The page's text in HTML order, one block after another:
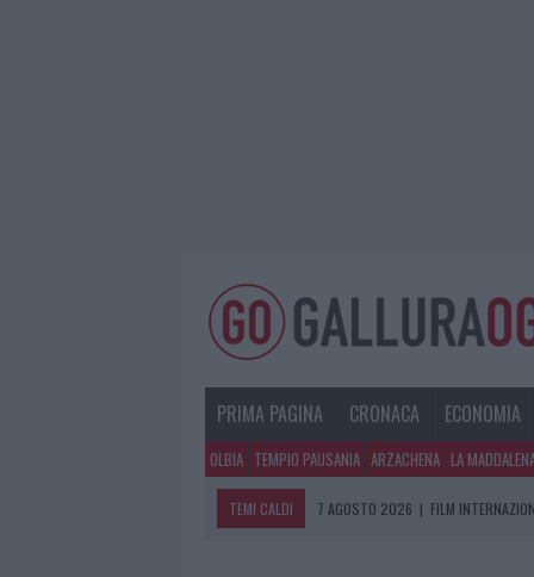
PRIMA PAGINA CRONACA ECONOMIA
OLBIA TEMPIO PAUSANIA ARZACHENA LA
TEMI CALDI 7 AGOSTO 2026 | FILM